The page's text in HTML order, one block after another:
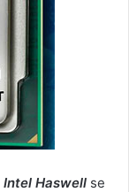
Intel Haswell se